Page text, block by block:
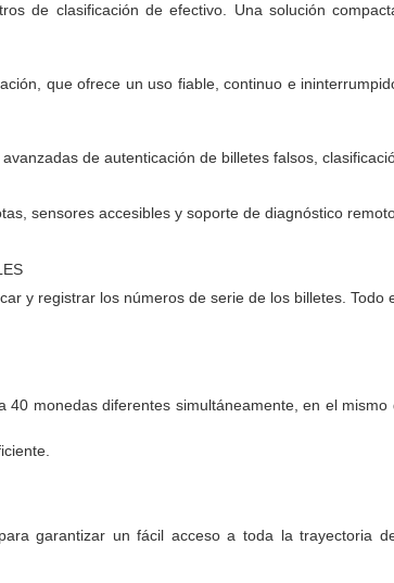
de clasificación de efectivo. Una solución
que ofrece un uso fiable, continuo e
de autenticación de billetes falsos,
sensores accesibles y soporte de diagnóstico
y registrar los números de serie de los billetes.
monedas diferentes simultáneamente, en el
garantizar un fácil acceso a toda la trayectoria